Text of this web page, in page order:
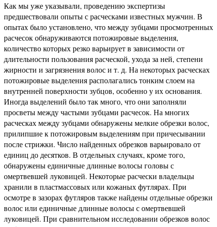
Как мы уже указывали, проведению экспертизы
предшествовали опыты с расческами известных мужчин. В
опытах было установлено, что между зубцами просмотренных
расчесок обнаруживаются потожировые выделения,
количество которых резко варьирует в зависимости от
длительности пользования расческой, ухода за ней, степени
жирности и загрязнения волос и т. д. На некоторых расческах
потожировые выделения располагались тонким слоем на
внутренней поверхности зубцов, особенно у их основания.
Иногда выделений было так много, что они заполняли
просветы между частыми зубцами расчесок. На многих
расческах между зубцами обнаружены мелкие обрезки волос,
прилипшие к потожировым выделениям при причесывании
после стрижки. Число найденных обрезков варьировало от
единиц до десятков. В отдельных случаях, кроме того,
обнаружены единичные длинные волосы головы с
омертвевшей луковицей. Некоторые расчески владельцы
хранили в пластмассовых или кожаных футлярах. При
осмотре в зазорах футляров также найдены отдельные обрезки
волос или единичные длинные волосы с омертвевшей
луковицей. При сравнительном исследовании обрезков волос